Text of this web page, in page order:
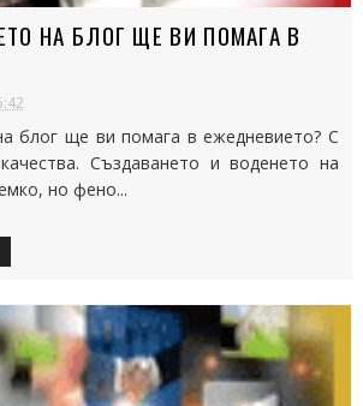
НА БЛОГ ЩЕ ВИ ПОМАГА В
блог ще ви помага в ежедневието? С
Създаването и воденето на
но фено...